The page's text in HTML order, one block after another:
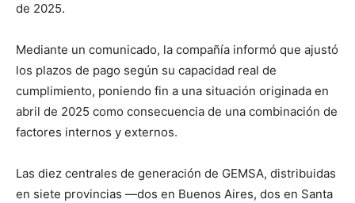
de 2025.
Mediante un comunicado, la compañía informó que ajustó
los plazos de pago según su capacidad real de
cumplimiento, poniendo fin a una situación originada en
abril de 2025 como consecuencia de una combinación de
factores internos y externos.
Las diez centrales de generación de GEMSA, distribuidas
en siete provincias —dos en Buenos Aires, dos en Santa